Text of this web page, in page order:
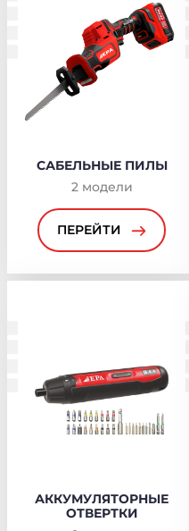
САБЕЛЬНЫЕ ПИЛЫ
2 модели
ПЕРЕЙТИ
АККУМУЛЯТОРНЫЕ
ОТВЕРТКИ